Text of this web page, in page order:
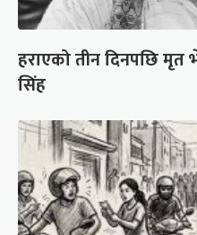
हराएको तीन दिनपछि मृत
सिंह